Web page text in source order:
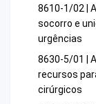
8610-1/02 |
socorro e
urgências
8630-5/01 |
recursos
cirúrgicos